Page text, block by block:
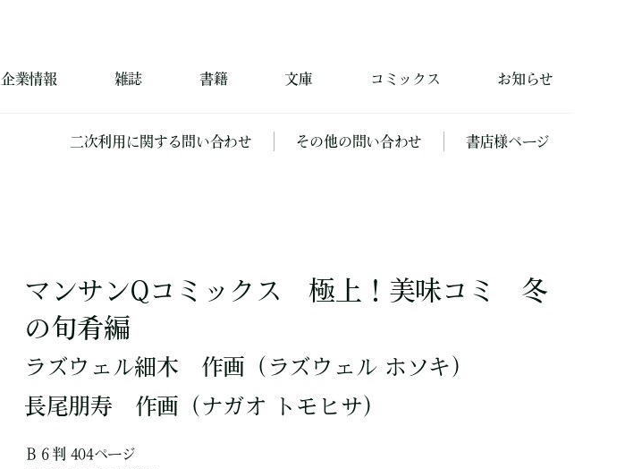
企業情報 雑誌 書籍 文庫 コミックス お知らせ
二次利用に関する問い合わせ その他の問い合わせ 書店様ページ
マンサンQコミックス 極上！美味コミ 冬
の旬肴編
ラズウェル細木 作画 （ラズウェル ホソキ）
長尾朋寿
作画 （ナガオ トモヒサ）
Ｂ６判 404ページ